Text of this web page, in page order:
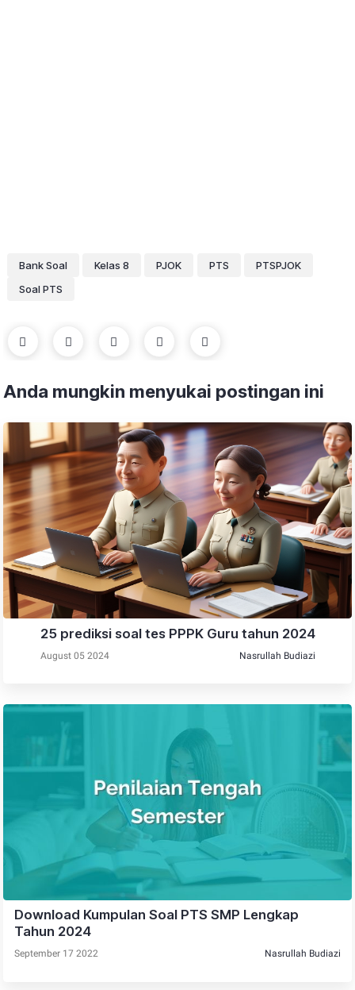
Bank Soal Kelas 8 PJOK PTS
PTSPJOK
Soal PTS
Anda mungkin menyukai postingan ini
25 prediksi soal tes PPPK Guru tahun 2024
August 05 2024 Nasrullah Budiazi
Download Kumpulan Soal PTS SMP Lengkap
Tahun 2024
September 17 2022 Nasrullah Budiazi